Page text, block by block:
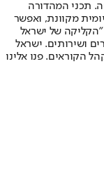
תכני המהדורה
מקוונת, ואפשר
"הקליקה של ישראל
ושירותים. ישראל
הקוראים. פנו אלינו